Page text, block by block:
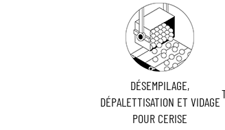
DÉSEMPILAGE,
DÉPALETTISATION ET VIDAGE
POUR CERISE